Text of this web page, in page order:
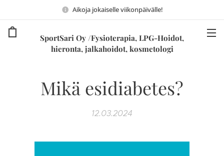
Aikoja jokaiselle viikonpäivälle!
SportSari Oy /Fysioterapia, LPG-Hoidot,
hieronta, jalkahoidot, kosmetologi
Mikä esidiabetes?
12.03.2024